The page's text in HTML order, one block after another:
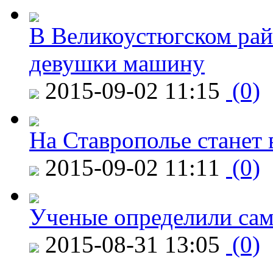
В Великоустюгском
девушки машину
2015-09-02 11:15 (0)
На Ставрополье
2015-09-02 11:11 (0)
Ученые определили
2015-08-31 13:05 (0)